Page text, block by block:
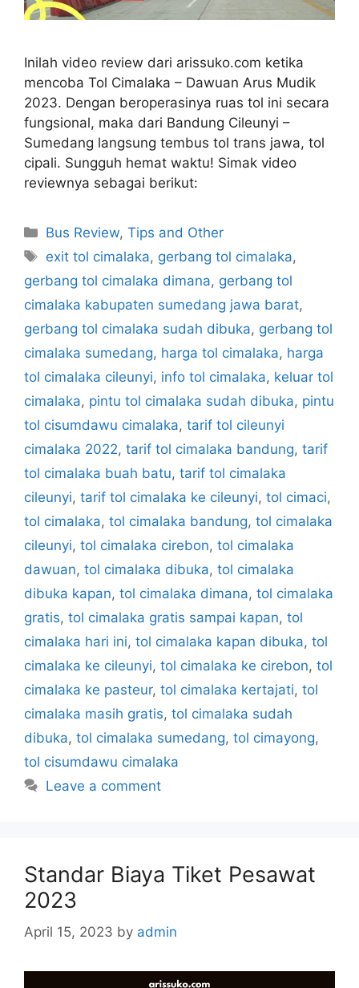
Inilah video review dari arissuko.com ketika
mencoba Tol Cimalaka – Dawuan Arus Mudik
2023. Dengan beroperasinya ruas tol ini secara
fungsional, maka dari Bandung Cileunyi –
Sumedang langsung tembus tol trans jawa, tol
cipali. Sungguh hemat waktu! Simak video
reviewnya sebagai berikut:
Categories
Bus Review,Tips and Other
Tags
exit tol cimalaka, gerbang tol cimalaka,
gerbang tol cimalaka dimana, gerbang tol
cimalaka kabupaten sumedang jawa barat,
gerbang tol cimalaka sudah dibuka, gerbang tol
cimalaka sumedang, harga tol cimalaka, harga
tol cimalaka cileunyi, info tol cimalaka, keluar tol
cimalaka, pintu tol cimalaka sudah dibuka, pintu
tol cisumdawu cimalaka, tarif tol cileunyi
cimalaka 2022, tarif tol cimalaka bandung, tarif
tol cimalaka buah batu, tarif tol cimalaka
cileunyi, tarif tol cimalaka ke cileunyi, tol cimaci,
tol cimalaka, tol cimalaka bandung, tol cimalaka
cileunyi, tol cimalaka cirebon, tol cimalaka
dawuan, tol cimalaka dibuka, tol cimalaka
dibuka kapan, tol cimalaka dimana, tol cimalaka
gratis, tol cimalaka gratis sampai kapan, tol
cimalaka hari ini, tol cimalaka kapan dibuka, tol
cimalaka ke cileunyi, tol cimalaka ke cirebon, tol
cimalaka ke pasteur, tol cimalaka kertajati, tol
cimalaka masih gratis, tol cimalaka sudah
dibuka, tol cimalaka sumedang, tol cimayong,
tol cisumdawu cimalaka
Leave a comment
Standar Biaya Tiket Pesawat
2023
April 15, 2023 by admin